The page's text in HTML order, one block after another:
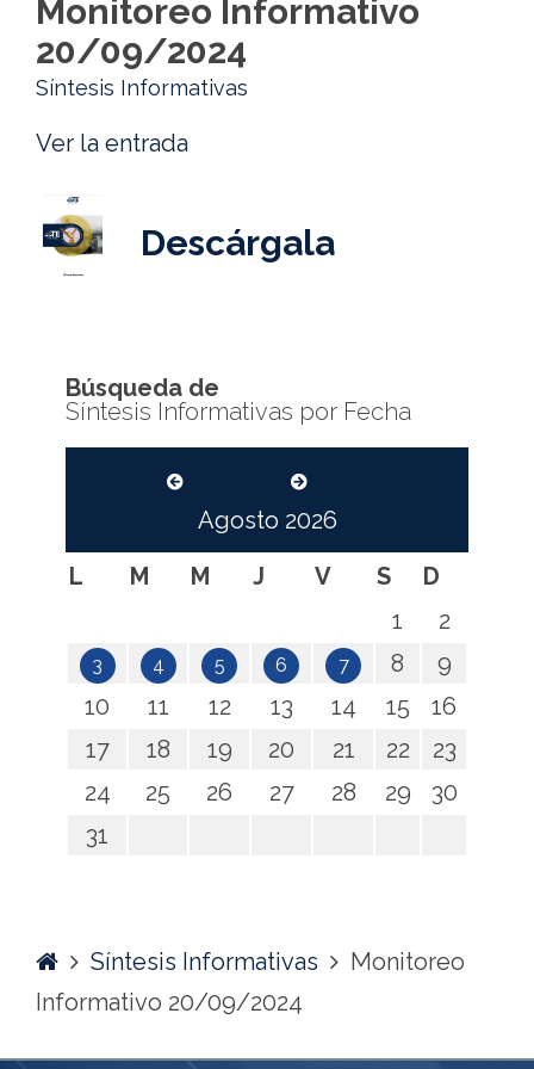
Monitoreo Informativo
20/09/2024
Síntesis Informativas
Ver la entrada
Descárgala
Búsqueda de
Síntesis Informativas por Fecha
Agosto 2026
L
M M J V S
D
1
2
3 4 5 6 7 8
9
10
11 12 13 14 15
16
17
18 19 20 21 22
23
24
25 26 27 28 29
30
31
HomeSíntesis Informativas
Monitoreo
Informativo 20/09/2024